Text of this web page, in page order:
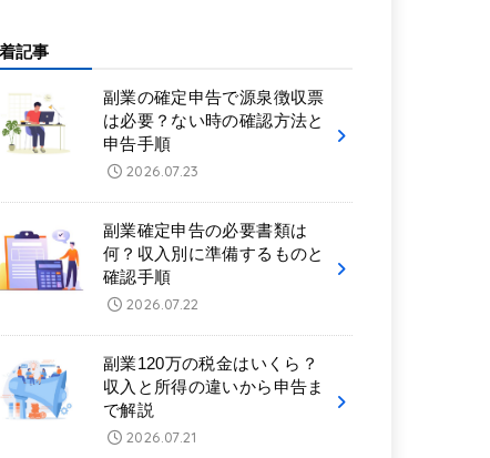
記事
副業の確定申告で源泉徴収票
は必要？ない時の確認方法と
申告手順
2026.07.23
副業確定申告の必要書類は
何？収入別に準備するものと
確認手順
2026.07.22
副業120万の税金はいくら？
収入と所得の違いから申告ま
で解説
2026.07.21